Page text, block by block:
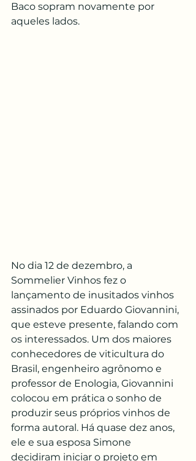
Baco sopram novamente por
aqueles lados.
No dia 12 de dezembro, a
Sommelier Vinhos fez o
lançamento de inusitados vinhos
assinados por Eduardo Giovannini,
que esteve presente, falando com
os interessados. Um dos maiores
conhecedores de viticultura do
Brasil, engenheiro agrônomo e
professor de Enologia, Giovannini
colocou em prática o sonho de
produzir seus próprios vinhos de
forma autoral. Há quase dez anos,
ele e sua esposa Simone
decidiram iniciar o projeto em